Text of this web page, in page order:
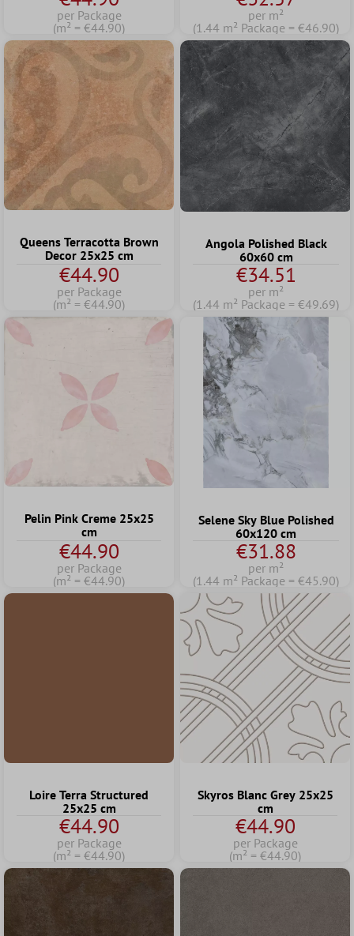
per Package
(m² = €44.90)
per m²
(1.44 m² Package = €46.90)
Queens Terracotta Brown
Decor 25x25 cm
€44.90
per Package
(m² = €44.90)
Angola Polished Black
60x60 cm
€34.51
per m²
(1.44 m² Package = €49.69)
Pelin Pink Creme 25x25
cm
€44.90
per Package
(m² = €44.90)
Selene Sky Blue Polished
60x120 cm
€31.88
per m²
(1.44 m² Package = €45.90)
Loire Terra Structured
25x25 cm
€44.90
per Package
(m² = €44.90)
Skyros Blanc Grey 25x25
cm
€44.90
per Package
(m² = €44.90)